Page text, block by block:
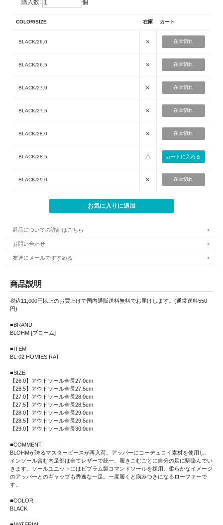
購入数: 個
COLOR/SIZE 在庫 カート
BLACK/26.0 × 在庫切れ
BLACK/26.5 × 在庫切れ
BLACK/27.0 × 在庫切れ
BLACK/27.5 × 在庫切れ
BLACK/28.0 × 在庫切れ
BLACK/28.5 △
BLACK/29.0 × 在庫切れ
返品についての詳細はこちら
お問い合わせ
友達にメールですすめる
商品説明
税込11,000円以上のお買上げで国内通販送料無料でお届けします。(通常送料550
円)
■BRAND
BLOHM [ブローム]
■ITEM
BL-02 HOMIES RAT
■SIZE
【26.0】アウトソール全長27.0cm
【26.5】アウトソール全長27.5cm
【27.0】アウトソール全長28.0cm
【27.5】アウトソール全長28.5cm
【28.0】アウトソール全長29.0cm
【28.5】アウトソール全長29.5cm
【29.0】アウトソール全長30.0cm
■COMMENT
BLOHMが誇るマスターピースが再入荷。アッパーにコーデュロイ素材を使用し、
インソール含む内足部は全てレザーで統一、履きこむごとに自分の足に馴染んでい
きます。ソールユニットにはビブラム製コマンドソールを採用、柔らかなイメージ
のアッパーとのギャップも秀逸な一足。一度履くと病みつきになるローファーで
す。
■COLOR
BLACK